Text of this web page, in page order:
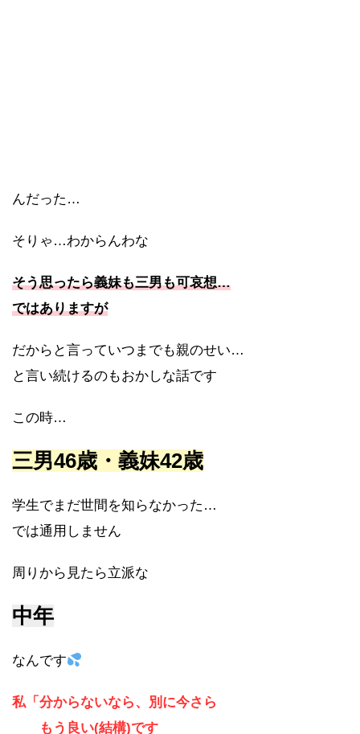
んだった…
そりゃ…わからんわな
そう思ったら義妹も三男も可哀想…
ではありますが
だからと言っていつまでも親のせい…
と言い続けるのもおかしな話です
この時…
三男46歳・義妹42歳
学生でまだ世間を知らなかった…
では通用しません
周りから見たら立派な
中年
なんです
私「分からないなら、別に今さら
もう良い(結構)です